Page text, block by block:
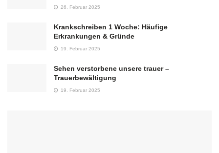
26. Februar 2025
Krankschreiben 1 Woche: Häufige
Erkrankungen & Gründe
19. Februar 2025
Sehen verstorbene unsere trauer –
Trauerbewältigung
19. Februar 2025